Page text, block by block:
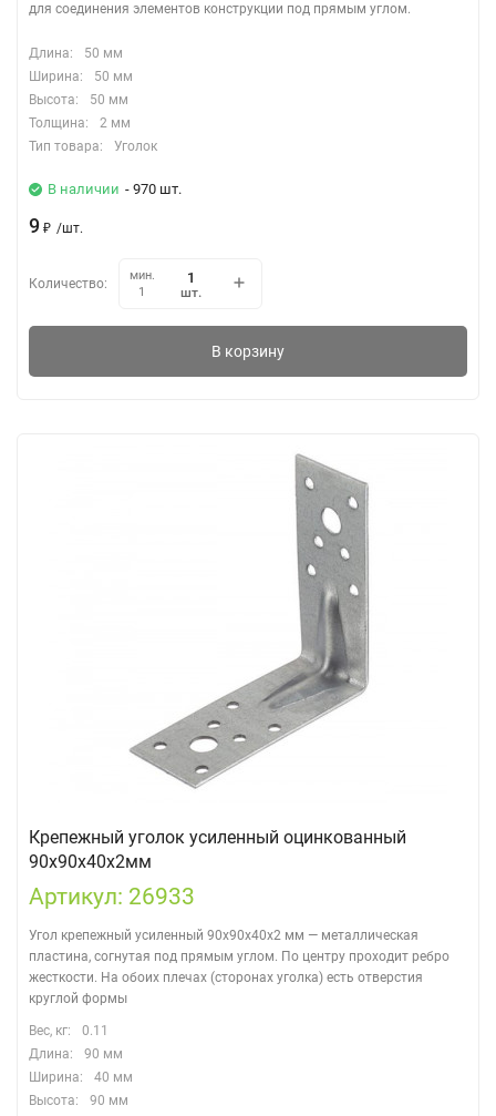
для соединения элементов конструкции под прямым углом.
Длина:
50 мм
Ширина:
50 мм
Высота:
50 мм
Толщина:
2 мм
Тип товара:
Уголок
В наличии - 970 шт.
9 ₽ /шт.
Количество:
мин.
1
шт.
В корзину
Крепежный уголок усиленный оцинкованный
90х90х40х2мм
Артикул: 26933
Угол крепежный усиленный 90х90х40х2 мм — металлическая
пластина, согнутая под прямым углом. По центру проходит ребро
жесткости. На обоих плечах (сторонах уголка) есть отверстия
круглой формы
Вес, кг:
0.11
Длина:
90 мм
Ширина:
40 мм
Высота:
90 мм